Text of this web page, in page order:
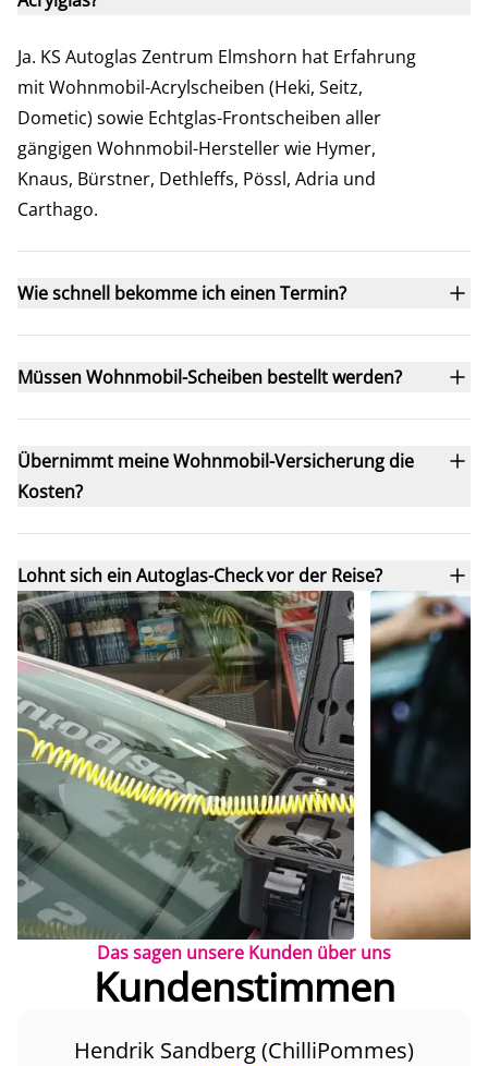
Ja. KS Autoglas Zentrum Elmshorn hat Erfahrung
mit Wohnmobil-Acrylscheiben (Heki, Seitz,
Dometic) sowie Echtglas-Frontscheiben aller
gängigen Wohnmobil-Hersteller wie Hymer,
Knaus, Bürstner, Dethleffs, Pössl, Adria und
Carthago.
Wie schnell bekomme ich einen Termin?
Müssen Wohnmobil-Scheiben bestellt werden?
Übernimmt meine Wohnmobil-Versicherung die
Kosten?
Lohnt sich ein Autoglas-Check vor der Reise?
Das sagen unsere Kunden über uns
Kundenstimmen
Hendrik Sandberg (ChilliPommes)